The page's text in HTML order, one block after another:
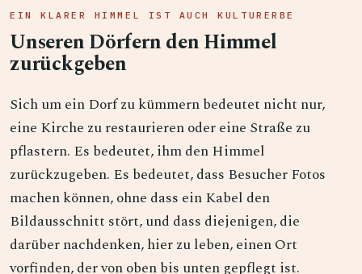
EIN KLARER HIMMEL IST AUCH KULTURERBE
Unseren Dörfern den Himmel
zurückgeben
Sich um ein Dorf zu kümmern bedeutet nicht nur,
eine Kirche zu restaurieren oder eine Straße zu
pflastern. Es bedeutet, ihm den Himmel
zurückzugeben. Es bedeutet, dass Besucher Fotos
machen können, ohne dass ein Kabel den
Bildausschnitt stört, und dass diejenigen, die
darüber nachdenken, hier zu leben, einen Ort
vorfinden, der von oben bis unten gepflegt ist.